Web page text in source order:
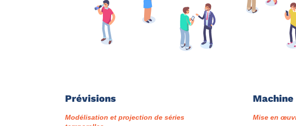
Prévisions
Modélisation et projection de séries
Mise en